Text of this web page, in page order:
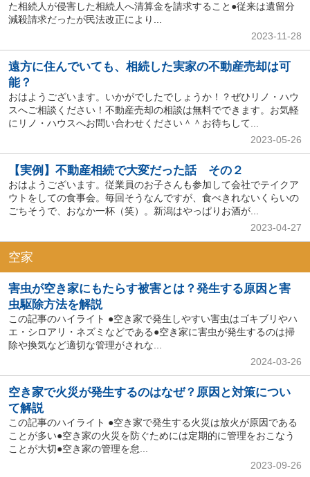
た相続人が侵害した相続人へ清算金を請求すること●従来は遺留分
減殺請求だったが民法改正により...
2023-11-28
遠方に住んでいても、相続した実家の不動産売却は可
能？
おはようございます。いかがでしたでしょうか！？ぜひリノ・ハウ
スへご相談ください！不動産売却の相談は無料でできます。お気軽
にリノ・ハウスへお問い合わせください＾＾お待ちして...
2023-05-26
【実例】不動産相続で大変だった話 その２
おはようございます。従業員のお子さんも参加して会社でテイクア
ウトをしての食事会。毎回そうなんですが、食べきれないくらいの
ごちそうで、おなか一杯（笑）。新潟はやっぱりお酒が...
2023-04-27
空家
害虫が空き家にもたらす被害とは？発生する原因と害
虫駆除方法を解説
この記事のハイライト ●空き家で発生しやすい害虫はゴキブリやハ
エ・シロアリ・ネズミなどである●空き家に害虫が発生するのは掃
除や換気など適切な管理がされな...
2024-03-26
空き家で火災が発生するのはなぜ？原因と対策につい
て解説
この記事のハイライト ●空き家で発生する火災は放火が原因である
ことが多い●空き家の火災を防ぐためには定期的に管理をおこなう
ことが大切●空き家の管理を怠...
2023-09-26